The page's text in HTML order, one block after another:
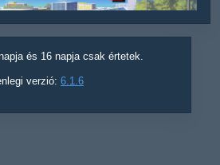
és 16 napja csak értetek.
verzió: 6.1.6